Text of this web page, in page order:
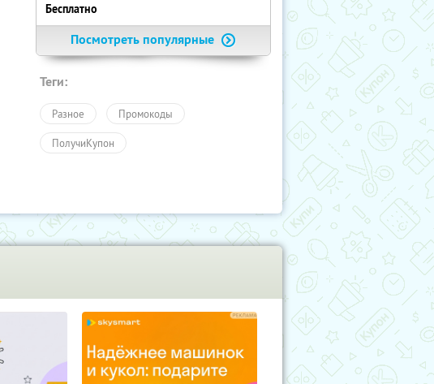
Бесплатно
Посмотреть популярные
Теги:
Разное Промокоды
ПолучиКупон